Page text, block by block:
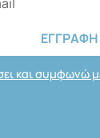
και συμφωνώ